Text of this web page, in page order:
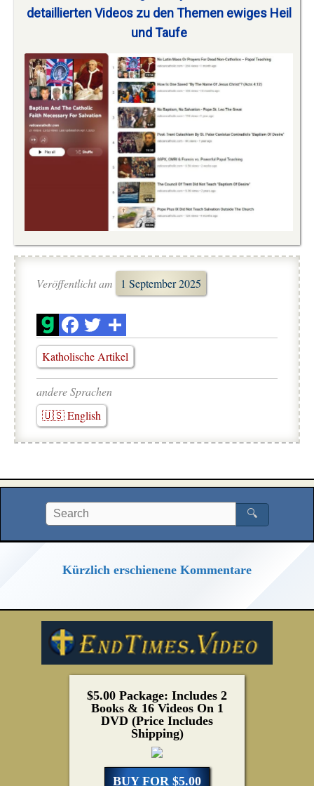
detaillierten Videos zu den Themen ewiges Heil
und Taufe
Veröffentlicht am 1 September 2025
Katholische Artikel
andere Sprachen
🇺🇸 English
🔍
Kürzlich erschienene Kommentare
$5.00 Package: Includes 2
Books & 16 Videos On 1
DVD (Price Includes
Shipping)
BUY FOR $5.00